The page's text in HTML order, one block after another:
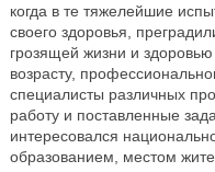
когда в те тяжелейшие
своего здоровья,
грозящей жизни и
возрасту,
специалисты различных
работу и поставленные
интересовался
образованием, местом